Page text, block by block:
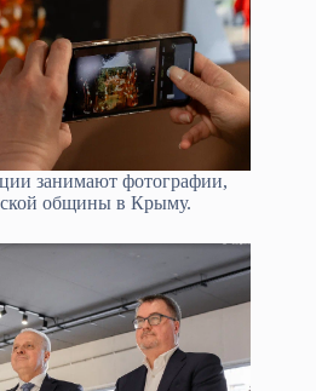
занимают фотографии,
общины в Крыму.